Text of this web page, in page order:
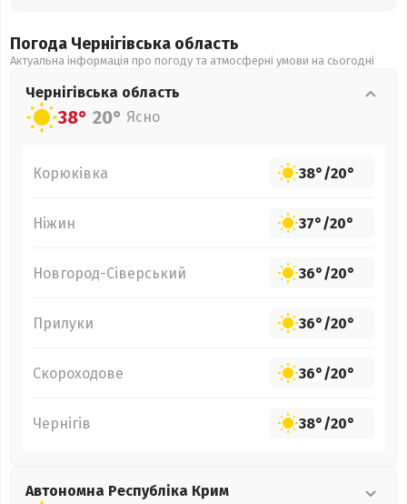
Погода Чернігівська область
Актуальна інформація про погоду та атмосферні умови на сьогодні
Чернігівська область
38° 20° Ясно
Корюківка 38°/20°
Ніжин 37°/20°
Новгород-Сіверський 36°/20°
Прилуки 36°/20°
Скороходове 36°/20°
Чернігів 38°/20°
Автономна Республіка Крим